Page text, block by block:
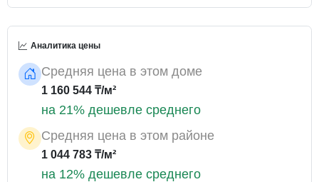
Аналитика цены
Средняя цена в этом доме
1 160 544 ₸/м²
на 21% дешевле среднего
Средняя цена в этом районе
1 044 783 ₸/м²
на 12% дешевле среднего